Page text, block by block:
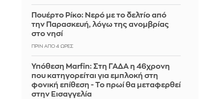
Πουέρτο Ρίκο: Νερό με το δελτίο από
την Παρασκευή, λόγω της ανομβρίας
στο νησί
ΠΡΙΝ ΑΠΌ 4 ΏΡΕΣ
Υπόθεση Marfin: Στη ΓΑΔΑ η 46χρονη
που κατηγορείται για εμπλοκή στη
φονική επίθεση - Το πρωί θα μεταφερθεί
στην Εισαγγελία